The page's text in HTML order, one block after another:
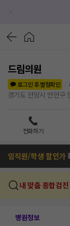
드림의원
로그인 후 별점확인
경기도 안양시 만안구
전화하기
임직원/학생 할인가
내 맞춤 종합검진
병원정보